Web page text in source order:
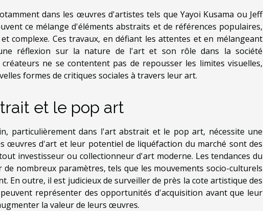
dans les œuvres d'artistes tels que Yayoi Kusama ou Jeff
ce mélange d'éléments abstraits et de références populaires,
complexe. Ces travaux, en défiant les attentes et en mélangeant
réflexion sur la nature de l'art et son rôle dans la société
ne se contentent pas de repousser les limites visuelles,
formes de critiques sociales à travers leur art.
et le pop art
particulièrement dans l'art abstrait et le pop art, nécessite une
œuvres d'art et leur potentiel de liquéfaction du marché sont des
investisseur ou collectionneur d'art moderne. Les tendances du
nombreux paramètres, tels que les mouvements socio-culturels
En outre, il est judicieux de surveiller de près la cote artistique des
représenter des opportunités d'acquisition avant que leur
la valeur de leurs œuvres.